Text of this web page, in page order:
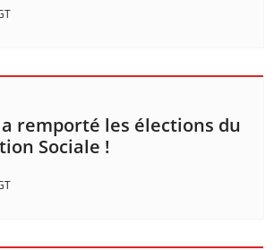
a remporté les élections du
Sociale !